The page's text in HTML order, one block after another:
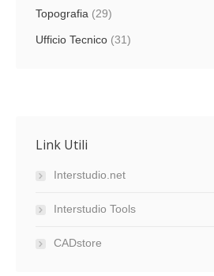
Topografia (29)
Ufficio Tecnico (31)
Link Utili
Interstudio.net
Interstudio Tools
CADstore